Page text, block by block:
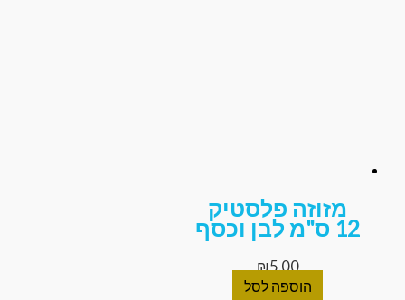
מזוזה פלסטיק
₪
הוספה לסל